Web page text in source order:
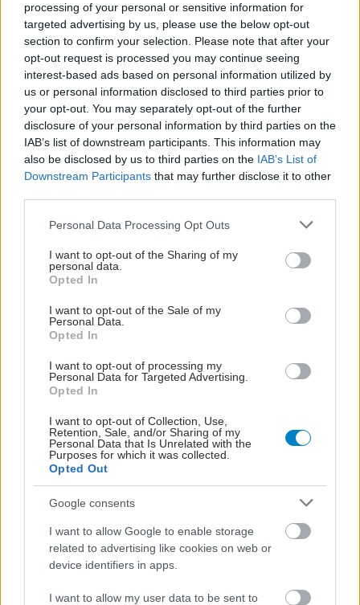
processing of your personal or sensitive information for
targeted advertising by us, please use the below opt-out
section to confirm your selection. Please note that after your
opt-out request is processed you may continue seeing
interest-based ads based on personal information utilized by
us or personal information disclosed to third parties prior to
your opt-out. You may separately opt-out of the further
disclosure of your personal information by third parties on the
IAB’s list of downstream participants. This information may
also be disclosed by us to third parties on the IAB’s List of
Downstream Participants that may further disclose it to other
Please note that this website/app uses one or more Google
not limited to your visit or usage behaviour. You may click to
grant or deny consent to Google and its third-party tags to
use your data for below specified purposes in below Google
consent section.
Personal Data Processing Opt Outs
I want to opt-out of the Sharing of my
personal data.
Opted In
I want to opt-out of the Sale of my
Personal Data.
Opted In
I want to opt-out of processing my
Personal Data for Targeted Advertising.
Opted In
I want to opt-out of Collection, Use,
Retention, Sale, and/or Sharing of my
Personal Data that Is Unrelated with the
Purposes for which it was collected.
Opted Out
Google consents
I want to allow Google to enable storage
related to advertising like cookies on web or
device identifiers in apps.
I want to allow my user data to be sent to
ΣΗΜΕΡΑ ΣΤΟ IATRONET.GR